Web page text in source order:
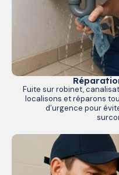
Fuite sur robinet,
localisons et réparons
d’urgence pour